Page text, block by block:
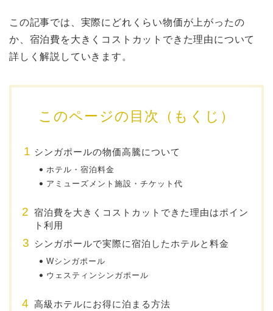
この記事では、実際にどれくらい物価が上がったの
か、宿泊費を大きくコストカットできた理由について
詳しく解説していきます。
このページの目次（もくじ）
シンガポールの物価高騰について
ホテル・宿泊料金
アミューズメント施設・チケット代
宿泊費を大きくコストカットできた理由はポイン
ト利用
シンガポールで実際に宿泊したホテルと料金
Wシンガポール
ウェスティンシンガポール
高級ホテルにお得に泊まる方法